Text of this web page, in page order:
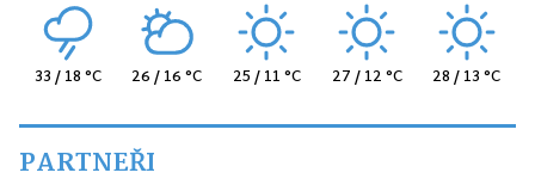
33 / 18 °C 26 / 16 °C 25 / 11 °C 27 / 12 °C 28 / 13 °C
PARTNEŘI